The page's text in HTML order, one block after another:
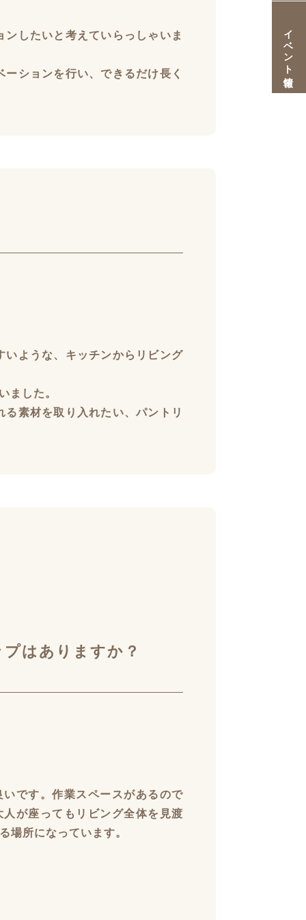
イベント情報
したいと考えていらっしゃいま
ションを行い、できるだけ長く
いような、キッチンからリビング
ました。
素材を取り入れたい、パントリ
はありますか？
です。作業スペースがあるので
が座ってもリビング全体を見渡
場所になっています。